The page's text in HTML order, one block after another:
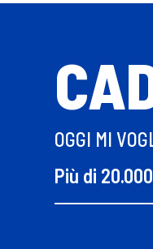
OGGI MI
Più di